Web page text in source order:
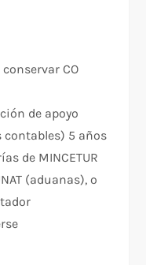
CO
de apoyo
contables) 5 años
de MINCETUR
(aduanas), o